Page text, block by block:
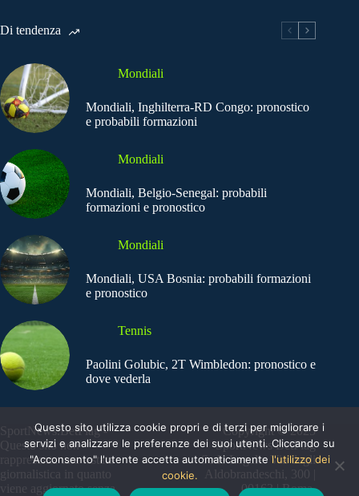
Di tendenza
Mondiali
Mondiali, Inghilterra-RD Congo: pronostico
e probabili formazioni
Mondiali
Mondiali, Belgio-Senegal: probabili
formazioni e pronostico
Mondiali
Mondiali, USA Bosnia: probabili formazioni
e pronostico
Tennis
Paolini Golubic, 2T Wimbledon: pronostico e
dove vederla
SportNews.BetFlag -
Questo sito non
rappresenta una testata
giornalistica in quanto
viene aggiornato senza
Copyright © 2025
SportNews BetFlag
Sede Legale: Via degli
Aldobrandeschi, 300 |
00163 | Roma
Questo sito utilizza cookie propri e di terzi per migliorare i
servizi e analizzare le preferenze dei suoi utenti. Cliccando su
"Acconsento" l'utente accetta automaticamente l'utilizzo dei
cookie.